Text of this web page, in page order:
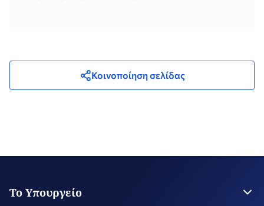
Κοινοποίηση σελίδας
Το Υπουργείο